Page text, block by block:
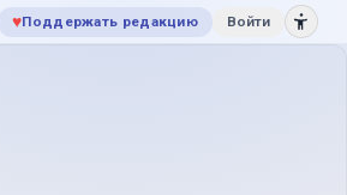
♥Поддержать редакцию Войти